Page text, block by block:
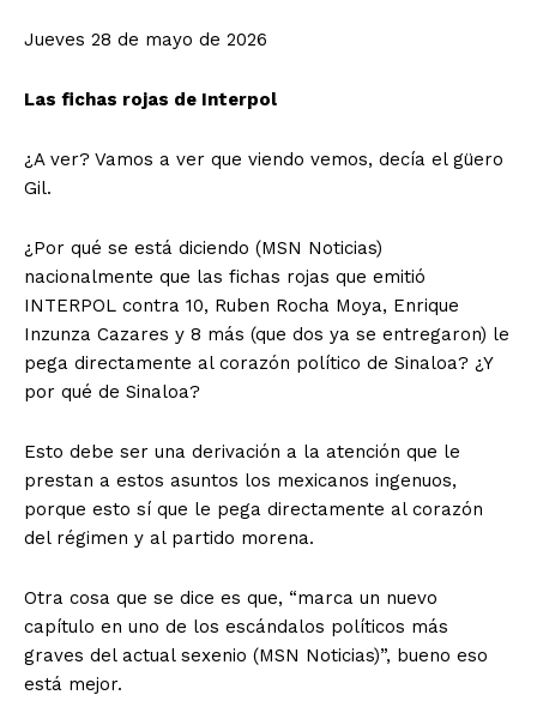
Jueves 28 de mayo de 2026
Las fichas rojas de Interpol
¿A ver? Vamos a ver que viendo vemos, decía el güero
Gil.
¿Por qué se está diciendo (MSN Noticias)
nacionalmente que las fichas rojas que emitió
INTERPOL contra 10, Ruben Rocha Moya, Enrique
Inzunza Cazares y 8 más (que dos ya se entregaron) le
pega directamente al corazón político de Sinaloa? ¿Y
por qué de Sinaloa?
Esto debe ser una derivación a la atención que le
prestan a estos asuntos los mexicanos ingenuos,
porque esto sí que le pega directamente al corazón
del régimen y al partido morena.
Otra cosa que se dice es que, “marca un nuevo
capítulo en uno de los escándalos políticos más
graves del actual sexenio (MSN Noticias)”, bueno eso
está mejor.